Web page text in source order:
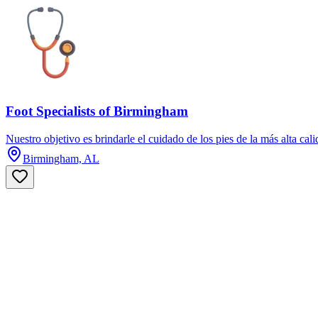
Foot Specialists of Birmingham
Nuestro objetivo es brindarle el cuidado de los pies de la más alta
Birmingham, AL